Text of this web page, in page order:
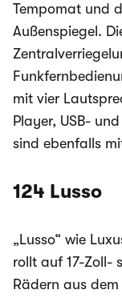
Tempomat und
Außenspiegel.
mit vier
Player, USB-
sind ebenfalls
124 Lusso
„Lusso“ wie
rollt auf 17-Zoll-
Rädern aus